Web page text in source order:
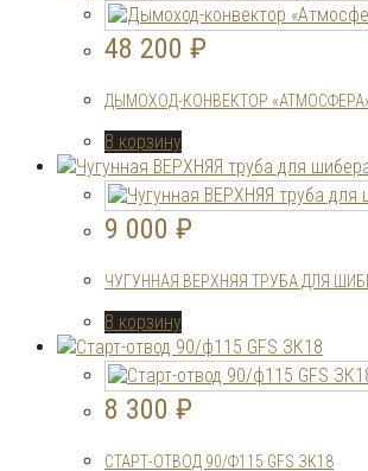
48 200 ₽
ДЫМОХОД-КОНВЕКТОР
В корзину
9 000 ₽
ЧУГУННАЯ ВЕРХНЯЯ ТРУБА ДЛЯ
В корзину
8 300 ₽
СТАРТ-ОТВОД 90/Ф115 GFS ЗК18